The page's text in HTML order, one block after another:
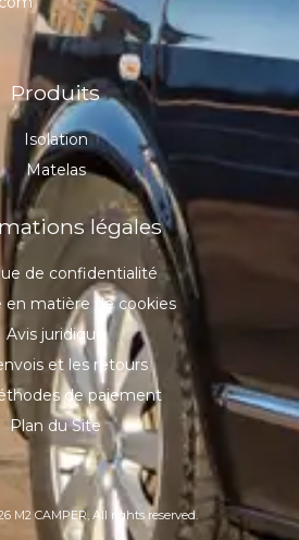
Produits
Isolation
Matelas
légales
de confidentialité
en matière de cookies
Avis juridique
et les retours
de paiement
Plan du Site
M2 CAMPER, All rights reserved.